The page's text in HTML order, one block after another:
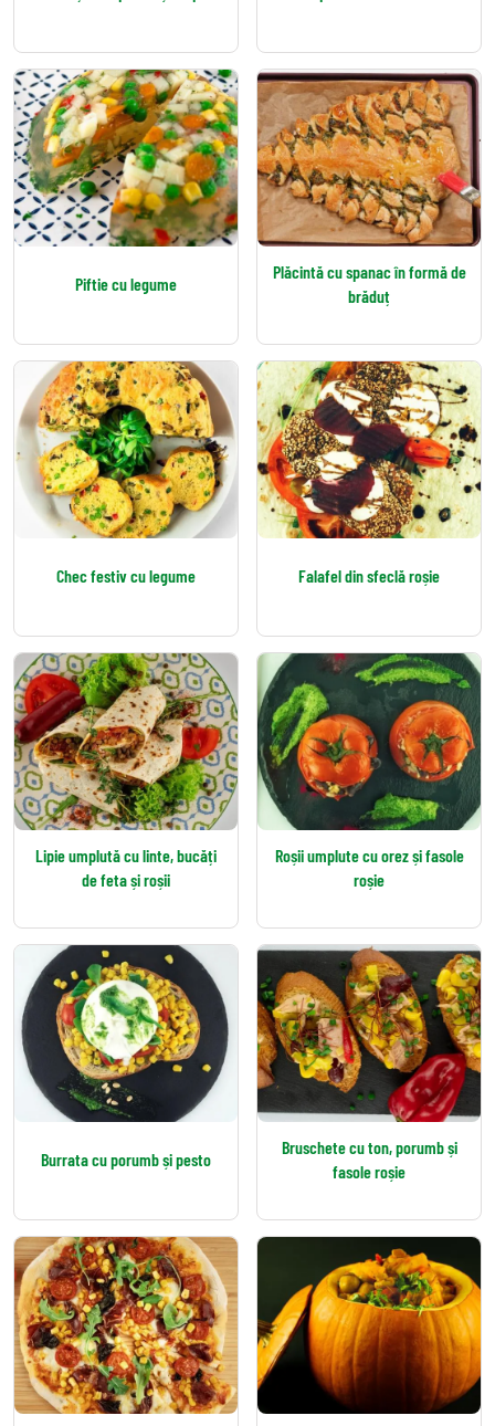
Piftie cu legume
Plăcintă cu spanac în formă de
brăduț
Chec festiv cu legume Falafel din sfeclă roșie
Lipie umplută cu linte, bucăți
de feta și roșii
Roșii umplute cu orez și fasole
roșie
Burrata cu porumb și pesto
Bruschete cu ton, porumb și
fasole roșie